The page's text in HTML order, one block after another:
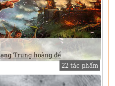
Trung hoàng đế
22 tác phẩm